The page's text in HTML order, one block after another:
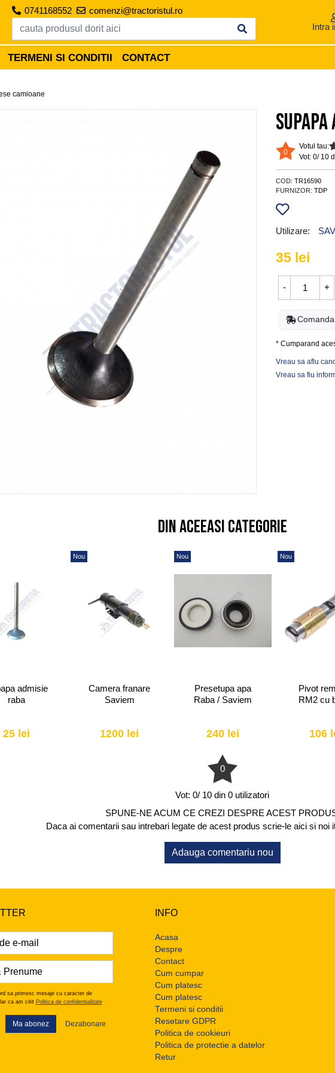
Intra
0741168552 comenzi@tractoristul.ro
TERMENI SI CONDITII CONTACT
camioane
0
Votul tau:
Vot:0/ 10
COD:TR16590
FURNIZOR: TDP
Utilizare:
35 lei
* Cumparand
Vreau sa aflu
Vreau sa fiu
Din aceeasi categorie
admisie
raba
25 lei
Nou
Camera franare
Saviem
1200 lei
Nou
Presetupa apa
Raba / Saviem
240 lei
Nou
Pivot
RM2 cu
106
0
Vot: 0/ 10 din 0 utilizatori
SPUNE-NE ACUM CE CREZI DESPRE ACEST
Daca ai comentarii sau intrebari legate de acest produs scrie-le aici si noi
Adauga comentariu nou
sa primesc mesaje cu caracter de
ca am citit Politica de confidentialitate
Ma abonez Dezabonare
INFO
Acasa
Despre
Contact
Cum cumpar
Cum platesc
Cum platesc
Termeni si conditii
Resetare GDPR
Politica de cookieuri
Politica de protectie a datelor
Retur